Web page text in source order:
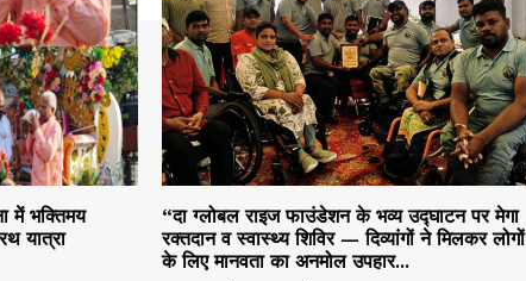
में भक्तिमय
यात्रा
“दा ग्लोबल राइज फाउंडेशन के भव्य उद्घाटन पर मेगा
रक्तदान व स्वास्थ्य शिविर — दिव्यांगों ने मिलकर लोगों
के लिए मानवता का अनमोल उपहार...